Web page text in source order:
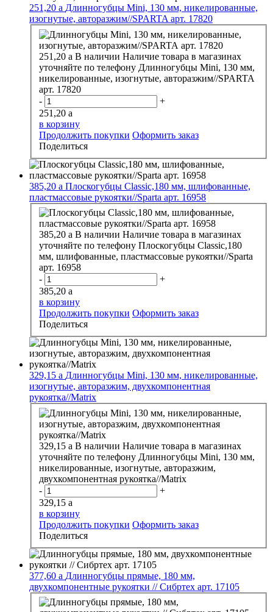
251,20 a Длинногубцы Mini, 130 мм, никелированные,
изогнутые, авторазжим//SPARTA арт. 17820
251,20 a В наличии Наличие товара в магазинах
уточняйте по телефону Длинногубцы Mini, 130 мм,
никелированные, изогнутые, авторазжим//SPARTA
арт. 17820
-
+
251,20 a
в корзину
Продолжить покупки Оформить заказ
Поделиться
385,20 a Плоскогубцы Classic,180 мм, шлифованные,
пластмассовые рукоятки//Sparta арт. 16958
385,20 a В наличии Наличие товара в магазинах
уточняйте по телефону Плоскогубцы Classic,180
мм, шлифованные, пластмассовые рукоятки//Sparta
арт. 16958
-
+
385,20 a
в корзину
Продолжить покупки Оформить заказ
Поделиться
329,15 a Длинногубцы Mini, 130 мм, никелированные,
изогнутые, авторазжим, двухкомпонентная
рукоятка//Matrix
329,15 a В наличии Наличие товара в магазинах
уточняйте по телефону Длинногубцы Mini, 130 мм,
никелированные, изогнутые, авторазжим,
двухкомпонентная рукоятка//Matrix
-
+
329,15 a
в корзину
Продолжить покупки Оформить заказ
Поделиться
377,60 a Длинногубцы прямые, 180 мм,
двухкомпонентные рукоятки // Сибртех арт. 17105